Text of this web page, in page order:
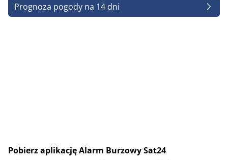
Prognoza pogody na 14 dni
Pobierz aplikację Alarm Burzowy Sat24